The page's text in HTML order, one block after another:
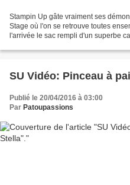
Stampin Up gâte vraiment ses
Stage où l'on se retrouve toutes
l'arrivée le sac rempli d'un superbe
SU Vidéo: Pinceau à
Publié le 20/04/2016 à 03:00
Par Patoupassions